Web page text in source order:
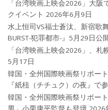
「台湾映画上映会2026」大
クイベント 2026年6月9日
水上恒司VS福士蒼汰、新宿歌
BURST-犯罪都市-』5月29日公
「台湾映画上映会2026」、
5月17日
韓国・全州国際映画祭リポー
『紙杻（チチュク）の夜』で
韓国・全州国際映画祭リポー